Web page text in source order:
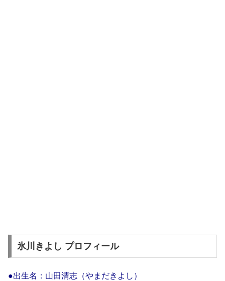
氷川きよし プロフィール
●出生名：山田清志（やまだきよし）